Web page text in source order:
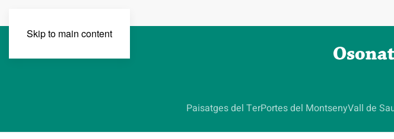
Skip to main content
Paisatges del TerPortes del MontsenyVall de